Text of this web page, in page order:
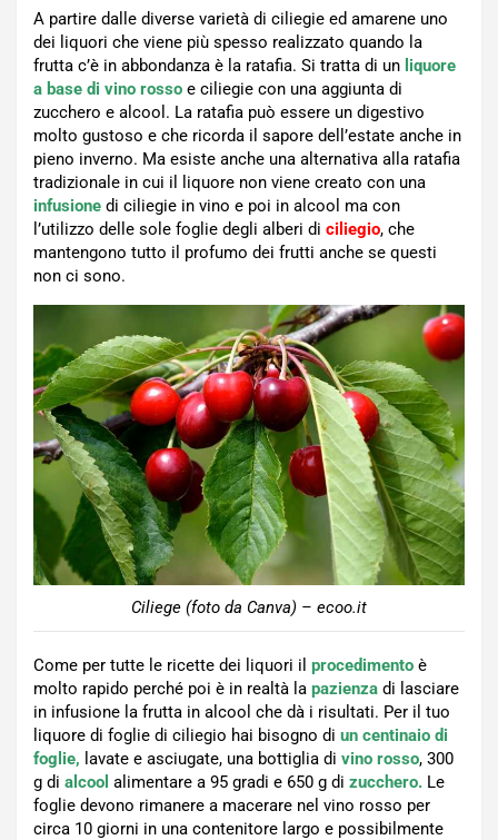
A partire dalle diverse varietà di ciliegie ed amarene uno
dei liquori che viene più spesso realizzato quando la
frutta c’è in abbondanza è la ratafia. Si tratta di un liquore
a base di vino rosso e ciliegie con una aggiunta di
zucchero e alcool. La ratafia può essere un digestivo
molto gustoso e che ricorda il sapore dell’estate anche in
pieno inverno. Ma esiste anche una alternativa alla ratafia
tradizionale in cui il liquore non viene creato con una
infusione di ciliegie in vino e poi in alcool ma con
l’utilizzo delle sole foglie degli alberi di ciliegio, che
mantengono tutto il profumo dei frutti anche se questi
non ci sono.
Ciliege (foto da Canva) – ecoo.it
Come per tutte le ricette dei liquori il procedimento è
molto rapido perché poi è in realtà la pazienza di lasciare
in infusione la frutta in alcool che dà i risultati. Per il tuo
liquore di foglie di ciliegio hai bisogno di un centinaio di
foglie, lavate e asciugate, una bottiglia di vino rosso, 300
g di alcool alimentare a 95 gradi e 650 g di zucchero. Le
foglie devono rimanere a macerare nel vino rosso per
circa 10 giorni in una contenitore largo e possibilmente